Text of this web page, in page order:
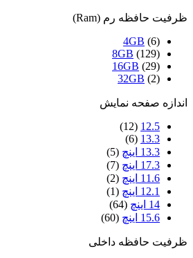
ظرفیت حافظه رم (Ram)
4GB (6)
8GB (129)
16GB (29)
32GB (2)
اندازه صفحه نمایش
12.5
(12)
13.3
(6)
13.3 اینچ
(5)
17.3 اینچ
(7)
11.6 اینچ
(2)
12.1 اینچ
(1)
14 اینچ
(64)
15.6 اینچ
(60)
ظرفیت حافظه داخلی